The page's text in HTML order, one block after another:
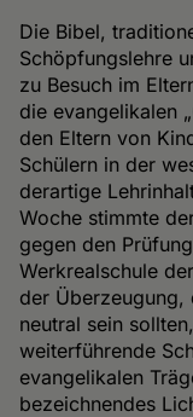
Die Bibel,
Schöpfungslehre
zu Besuch im
die evangelikalen
den Eltern von
Schülern in der
derartige
Woche stimmte
gegen den
Werkrealschule
der Überzeugung,
neutral sein
weiterführende
evangelikalen
bezeichnendes